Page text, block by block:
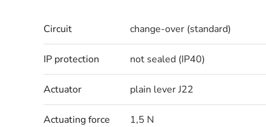
Circuit change-over (standard)
IP protection not sealed (IP40)
Actuator plain lever J22
Actuating force 1,5 N